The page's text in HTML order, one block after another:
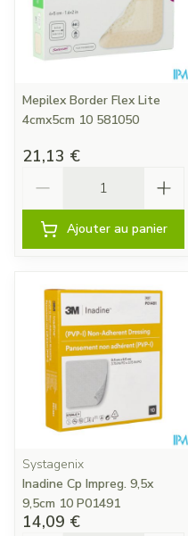
Mepilex Border Flex Lite
4cmx5cm 10 581050
21,13 €
Ajouter au panier
Systagenix
Inadine Cp Impreg. 9,5x
9,5cm 10 P01491
14,09 €